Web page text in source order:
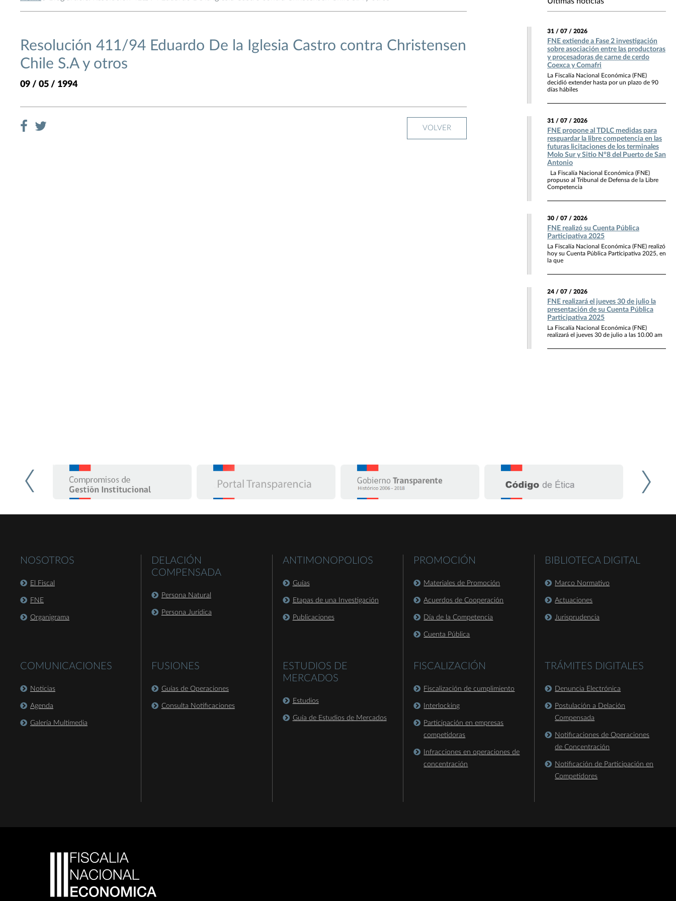
Resolución 411/94 Eduardo De la Iglesia Castro contra Christensen
Chile S.A y otros
09 / 05 / 1994
VOLVER
31 / 07 / 2026
FNE extiende a Fase 2 investigación
sobre asociación entre las productoras
y procesadoras de carne de cerdo
Coexca y Comafri
La Fiscalía Nacional Económica (FNE)
decidió extender hasta por un plazo de 90
días hábiles
31 / 07 / 2026
FNE propone al TDLC medidas para
resguardar la libre competencia en las
futuras licitaciones de los terminales
Molo Sur y Sitio N°8 del Puerto de San
Antonio
La Fiscalía Nacional Económica (FNE)
propuso al Tribunal de Defensa de la Libre
Competencia
30 / 07 / 2026
FNE realizó su Cuenta Pública
Participativa 2025
La Fiscalía Nacional Económica (FNE) realizó
hoy su Cuenta Pública Participativa 2025, en
la que
24 / 07 / 2026
FNE realizará el jueves 30 de julio la
presentación de su Cuenta Pública
Participativa 2025
La Fiscalía Nacional Económica (FNE)
realizará el jueves 30 de julio a las 10.00 am
NOSOTROS
El Fiscal
FNE
Organigrama
COMUNICACIONES
Noticias
Agenda
Galería Multimedia
DELACIÓN
COMPENSADA
Persona Natural
Persona Jurídica
FUSIONES
Guías de Operaciones
Consulta Notificaciones
ANTIMONOPOLIOS
Guías
Etapas de una Investigación
Publicaciones
ESTUDIOS DE
MERCADOS
Estudios
Guía de Estudios de Mercados
PROMOCIÓN
Materiales de Promoción
Acuerdos de Cooperación
Día de la Competencia
Cuenta Pública
FISCALIZACIÓN
Fiscalización de cumplimiento
Interlocking
Participación en empresas
competidoras
Infracciones en operaciones de
concentración
BIBLIOTECA DIGITAL
Marco Normativo
Actuaciones
Jurisprudencia
TRÁMITES DIGITALES
Denuncia Electrónica
Postulación a Delación
Compensada
Notificaciones de Operaciones
de Concentración
Notificación de Participación en
Competidores